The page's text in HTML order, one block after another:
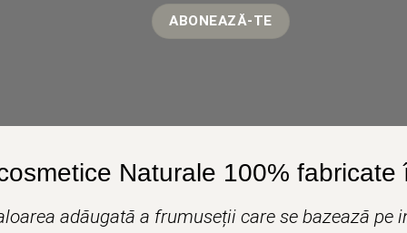
Naturale 100% fabricate
adăugată a frumuseții care se bazează pe